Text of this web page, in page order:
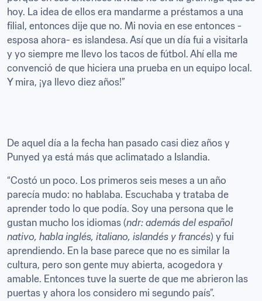
hoy. La idea de ellos era mandarme a préstamos a una
filial, entonces dije que no. Mi novia en ese entonces -
esposa ahora- es islandesa. Así que un día fui a visitarla
y yo siempre me llevo los tacos de fútbol. Ahí ella me
convenció de que hiciera una prueba en un equipo local.
Y mira, ¡ya llevo diez años!”
De aquel día a la fecha han pasado casi diez años y
Punyed ya está más que aclimatado a Islandia.
“Costó un poco. Los primeros seis meses a un año
parecía mudo: no hablaba. Escuchaba y trataba de
aprender todo lo que podía. Soy una persona que le
gustan mucho los idiomas (ndr: además del español
nativo, habla inglés, italiano, islandés y francés) y fui
aprendiendo. En la base parece que no es similar la
cultura, pero son gente muy abierta, acogedora y
amable. Entonces tuve la suerte de que me abrieron las
puertas y ahora los considero mi segundo país”.